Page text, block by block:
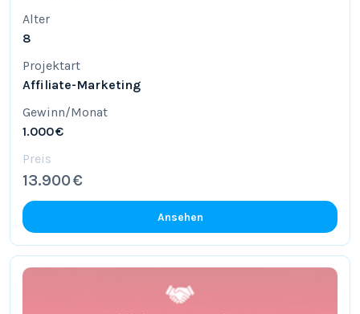
Alter
8
Projektart
Affiliate-Marketing
Gewinn/Monat
1.000 €
Preis
13.900 €
Ansehen